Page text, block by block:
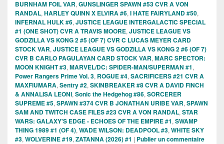
BURNHAM FOIL VAR, GUNSLINGER SPAWN #53 CVR A VON
RANDAL, HARLEY QUINN X ELVIRA #6, I HATE FAIRYLAND #50,
INFERNAL HULK #6, JUSTICE LEAGUE INTERGALACTIC SPECIAL
#1 (ONE SHOT) CVR A TRAVIS MOORE, JUSTICE LEAGUE VS
GODZILLA VS KONG 2 #5 (OF 7) CVR C LUCAS MEYER CARD
STOCK VAR, JUSTICE LEAGUE VS GODZILLA VS KONG 2 #6 (OF 7)
CVR B CARLO PAGULAYAN CARD STOCK VAR, MARC SPECTOR:
MOON KNIGHT #3, MARVEL/DC: SPIDER-MAN/SUPERMAN #1,
Power Rangers Prime Vol. 3, ROGUE #4, SACRIFICERS #21 CVR A
MAXFIUMARA, Sentry #2, SKINBREAKER #8 CVR A DAVID FINCH
& ANNALISA LEONI, Sonic the Hedgehog #86, SORCERER
SUPREME #5, SPAWN #374 CVR B JONATHAN URIBE VAR, SPAWN
SAM AND TWITCH CASE FILES #23 CVR A VON RANDAL, STAR
WARS: GALAXY'S EDGE - ECHOES OF THE EMPIRE #1, SWAMP
THING 1989 #1 (OF 4), WADE WILSON: DEADPOOL #3, WHITE SKY
#3, WOLVERINE #19, ZATANNA (2026) #1 | Publier un commentaire